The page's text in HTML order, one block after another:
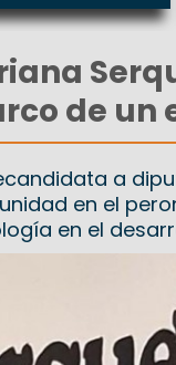
de un
a
en el
en el